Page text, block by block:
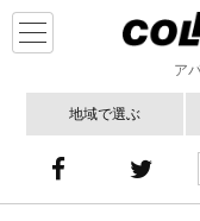
ア
地域で選ぶ